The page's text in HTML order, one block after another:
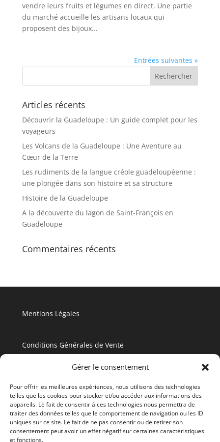
Gérer le consentement
Pour offrir les meilleures expériences, nous utilisons des technologies
telles que les cookies pour stocker et/ou accéder aux informations des
appareils. Le fait de consentir à ces technologies nous permettra de
traiter des données telles que le comportement de navigation ou les ID
uniques sur ce site. Le fait de ne pas consentir ou de retirer son
consentement peut avoir un effet négatif sur certaines caractéristiques
et fonctions.
vendre leurs fruits et légumes en direct. Une partie
du marché accueille les artisans locaux qui
proposent des bijoux...
Entrées suivantes »
Articles récents
Découvrir la Guadeloupe : Un guide complet pour les
voyageurs
Les Volcans de la Guadeloupe : Une Aventure au
Cœur de la Terre
Les rudiments de la langue créole guadeloupéenne :
une plongée dans son histoire et sa structure
Histoire de la Guadeloupe
A la découverte du lagon de Saint-François en
Guadeloupe
Commentaires récents
Mentions Légales
Conditions Générales de Vente